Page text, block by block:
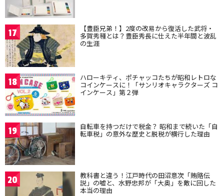
17 【豊臣兄弟！】2度の改易から復活した武将・
多賀秀種とは？豊臣秀長に仕えた半年間と波乱
の生涯
18 ハローキティ、ポチャッコたちが昭和レトロな
コインケースに！「サンリオキャラクターズ コ
インケース」第２弾
19 自転車を持つだけで税金？ 昭和まで続いた「自
転車税」の意外な歴史と脱税が横行した理由
20 教科書と違う！江戸時代の田沼意次「賄賂伝
説」の嘘と、水野忠邦が「大奥」を敵に回した
本当の理由